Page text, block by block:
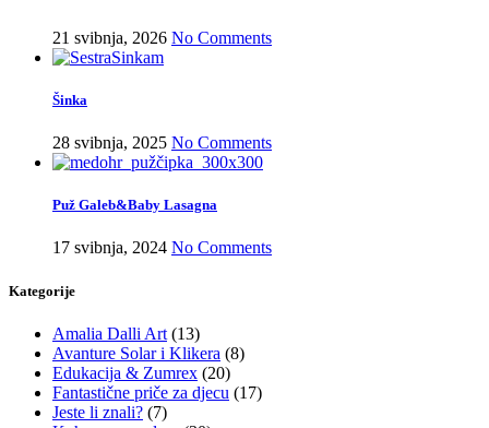
21 svibnja, 2026 No Comments
Šinka
28 svibnja, 2025 No Comments
Puž Galeb&Baby Lasagna
17 svibnja, 2024 No Comments
Kategorije
Amalia Dalli Art (13)
Avanture Solar i Klikera (8)
Edukacija & Zumrex (20)
Fantastične priče za djecu (17)
Jeste li znali? (7)